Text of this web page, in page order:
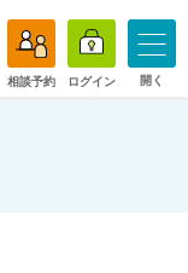
相談予約 ログイン 開く